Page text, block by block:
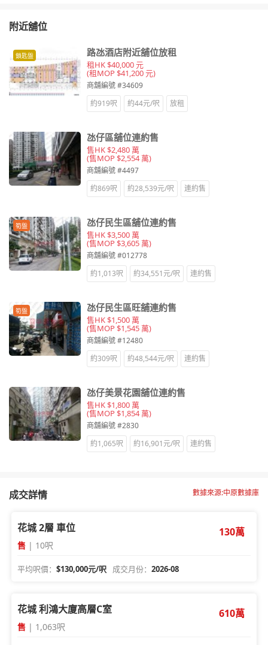
附近舖位
鎖匙盤 路氹酒店附近舖位放租
租HK $40,000 元
(租MOP $41,200 元)
商舖編號 #34609
約919呎
約44元/呎 放租
氹仔區舖位連約售
售HK $2,480 萬
(售MOP $2,554 萬)
商舖編號 #4497
約869呎
約28,539元/呎 連約售
筍盤 氹仔民生區舖位連約售
售HK $3,500 萬
(售MOP $3,605 萬)
商舖編號 #012778
約1,013呎
約34,551元/呎 連約售
筍盤 氹仔民生區旺舖連約售
售HK $1,500 萬
(售MOP $1,545 萬)
商舖編號 #12480
約309呎
約48,544元/呎 連約售
氹仔美景花園舖位連約售
售HK $1,800 萬
(售MOP $1,854 萬)
商舖編號 #2830
約1,065呎
約16,901元/呎 連約售
成交詳情 數據來源:中原數據庫
花城 2層 車位
售 | 10呎
130萬
平均呎價：$130,000元/呎 成交月份：2026-08
花城 利鴻大廈高層C室
售 | 1,063呎
610萬